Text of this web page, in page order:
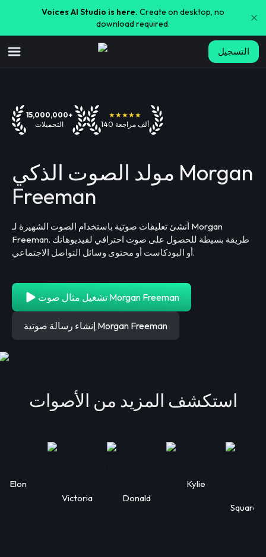
Voices AI Studio is here. Create on desktop, no
download required.
التسجيل
15,000,000+
التحميلات
★★★★★
140 ألف مراجعة
مولد الصوت الذكي Morgan
Freeman
أنشئ تعليقات صوتية باستخدام الصوت الشهيرة لـ Morgan
Freeman. طريقة بسيطة للحصول على صوت احترافي لفيديوهاتك
أو البودكاست أو محتوى وسائل التواصل الاجتماعي.
تشغيل مثال صوت Morgan Freeman
إنشاء رسالة صوتية Morgan Freeman
استكشف المزيد من الأصوات
Elon
Victoria
Donald
Kylie